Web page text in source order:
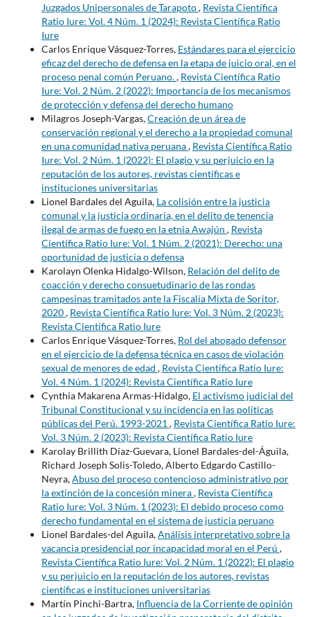
Juzgados Unipersonales de Tarapoto, Revista Científica
Ratio Iure: Vol. 4 Núm. 1 (2024): Revista Científica Ratio
Iure
Carlos Enrique Vásquez-Torres, Estándares para el ejercicio
eficaz del derecho de defensa en la etapa de juicio oral, en el
proceso penal común Peruano., Revista Científica Ratio
Iure: Vol. 2 Núm. 2 (2022): Importancia de los mecanismos
de protección y defensa del derecho humano
Milagros Joseph-Vargas,Creación de un área de
conservación regional y el derecho a la propiedad comunal
en una comunidad nativa peruana, Revista Científica Ratio
Iure: Vol. 2 Núm. 1 (2022): El plagio y su perjuicio en la
reputación de los autores, revistas científicas e
instituciones universitarias
Lionel Bardales del Aguila, La colisión entre la justicia
comunal y la justicia ordinaria, en el delito de tenencia
ilegal de armas de fuego en la etnia Awajún , Revista
Científica Ratio Iure: Vol. 1 Núm. 2 (2021): Derecho: una
oportunidad de justicia o defensa
Karolayn Olenka Hidalgo-Wilson, Relación del delito de
coacción y derecho consuetudinario de las rondas
campesinas tramitados ante la Fiscalía Mixta de Soritor,
2020, Revista Científica Ratio Iure: Vol. 3 Núm. 2 (2023):
Revista Científica Ratio Iure
Carlos Enrique Vásquez-Torres, Rol del abogado defensor
en el ejercicio de la defensa técnica en casos de violación
sexual de menores de edad , Revista Científica Ratio Iure:
Vol. 4 Núm. 1 (2024): Revista Científica Ratio Iure
Cynthia Makarena Armas-Hidalgo, El activismo judicial del
Tribunal Constitucional y su incidencia en las políticas
públicas del Perú. 1993-2021 , Revista Científica Ratio Iure:
Vol. 3 Núm. 2 (2023): Revista Científica Ratio Iure
Karolay Brillith Díaz-Guevara, Lionel Bardales-del-Águila,
Richard Joseph Solis-Toledo, Alberto Edgardo Castillo-
Neyra,Abuso del proceso contencioso administrativo por
la extinción de la concesión minera, Revista Científica
Ratio Iure: Vol. 3 Núm. 1 (2023): El debido proceso como
derecho fundamental en el sistema de justicia peruano
Lionel Bardales-del Aguila,Análisis interpretativo sobre la
vacancia presidencial por incapacidad moral en el Perú ,
Revista Científica Ratio Iure: Vol. 2 Núm. 1 (2022): El plagio
y su perjuicio en la reputación de los autores, revistas
científicas e instituciones universitarias
Martín Pinchi-Bartra, Influencia de la Corriente de opinión